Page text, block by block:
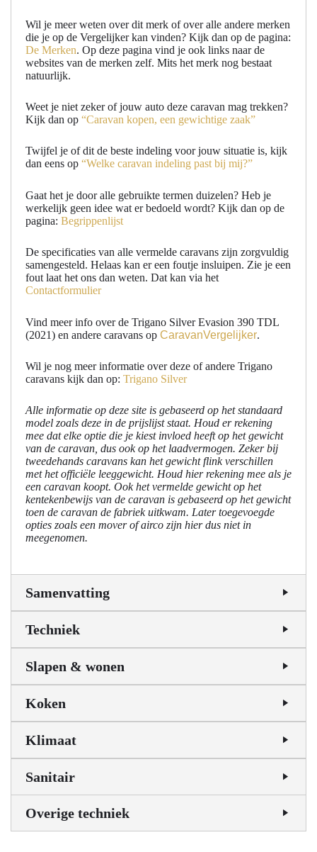
Wil je meer weten over dit merk of over alle andere merken
die je op de Vergelijker kan vinden? Kijk dan op de pagina:
De Merken. Op deze pagina vind je ook links naar de
websites van de merken zelf. Mits het merk nog bestaat
natuurlijk.
Weet je niet zeker of jouw auto deze caravan mag trekken?
Kijk dan op “Caravan kopen, een gewichtige zaak”
Twijfel je of dit de beste indeling voor jouw situatie is, kijk
dan eens op “Welke caravan indeling past bij mij?”
Gaat het je door alle gebruikte termen duizelen? Heb je
werkelijk geen idee wat er bedoeld wordt? Kijk dan op de
pagina: Begrippenlijst
De specificaties van alle vermelde caravans zijn zorgvuldig
samengesteld. Helaas kan er een foutje insluipen. Zie je een
fout laat het ons dan weten. Dat kan via het
Contactformulier
Vind meer info over de Trigano Silver Evasion 390 TDL
(2021) en andere caravans op CaravanVergelijker.
Wil je nog meer informatie over deze of andere Trigano
caravans kijk dan op: Trigano Silver
Alle informatie op deze site is gebaseerd op het standaard
model zoals deze in de prijslijst staat. Houd er rekening
mee dat elke optie die je kiest invloed heeft op het gewicht
van de caravan, dus ook op het laadvermogen. Zeker bij
tweedehands caravans kan het gewicht flink verschillen
met het officiële leeggewicht. Houd hier rekening mee als je
een caravan koopt. Ook het vermelde gewicht op het
kentekenbewijs van de caravan is gebaseerd op het gewicht
toen de caravan de fabriek uitkwam. Later toegevoegde
opties zoals een mover of airco zijn hier dus niet in
meegenomen.
Samenvatting
Techniek
Slapen & wonen
Koken
Klimaat
Sanitair
Overige techniek